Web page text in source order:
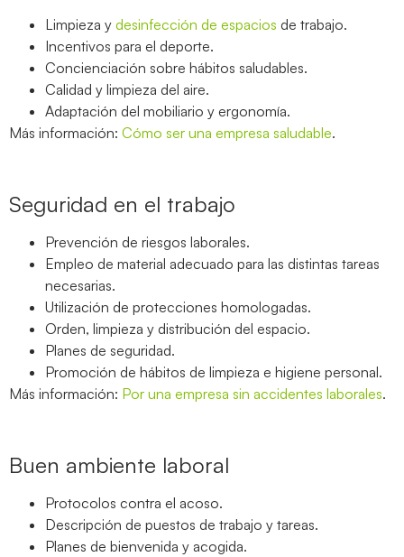
Limpieza y desinfección de espacios de trabajo.
Incentivos para el deporte.
Concienciación sobre hábitos saludables.
Calidad y limpieza del aire.
Adaptación del mobiliario y ergonomía.
Más información: Cómo ser una empresa saludable.
Seguridad en el trabajo
Prevención de riesgos laborales.
Empleo de material adecuado para las distintas tareas
necesarias.
Utilización de protecciones homologadas.
Orden, limpieza y distribución del espacio.
Planes de seguridad.
Promoción de hábitos de limpieza e higiene personal.
Más información: Por una empresa sin accidentes laborales.
Buen ambiente laboral
Protocolos contra el acoso.
Descripción de puestos de trabajo y tareas.
Planes de bienvenida y acogida.